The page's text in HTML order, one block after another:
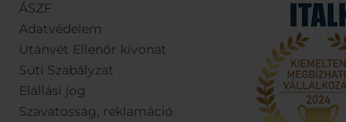
ÁSZF
Adatvédelem
Utánvét Ellenőr kivonat
Süti Szabályzat
Elállási jog
Szavatosság, reklamáció